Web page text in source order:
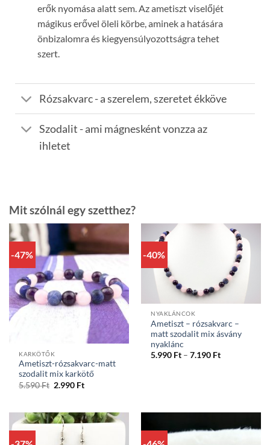
erők nyomása alatt sem. Az ametiszt viselőjét
mágikus erővel öleli körbe, aminek a hatására
önbizalomra és kiegyensúlyozottságra tehet
szert.
Rózsakvarc - a szerelem, szeretet ékköve
Szodalit - ami mágnesként vonzza az
ihletet
Mit szólnál egy szetthez?
-47%
KARKÖTŐK
Ametiszt-rózsakvarc-matt
szodalit mix karkötő
5.590Ft Original
2.990 FtCurrent
-40%
NYAKLÁNCOK
Ametiszt – rózsakvarc –
matt szodalit mix ásvány
nyaklánc
5.990 Ft – 7.190 Ft